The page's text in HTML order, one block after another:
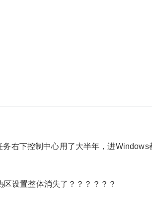
右下控制中心用了大半年，进
设置整体消失了？？？？？？
给神末